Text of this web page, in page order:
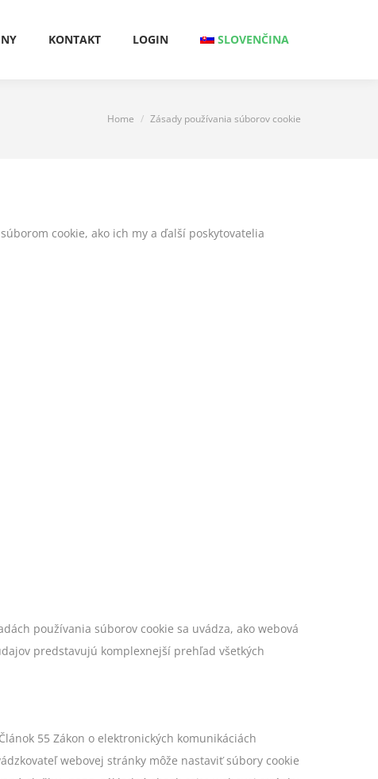
KONTAKT LOGIN SLOVENČINA
You are here:
Home Zásady používania súborov cookie
cookie, ako ich my a ďalší poskytovatelia
používania súborov cookie sa uvádza, ako webová
predstavujú komplexnejší prehľad všetkých
55 Zákon o elektronických komunikáciách
webovej stránky môže nastaviť súbory cookie